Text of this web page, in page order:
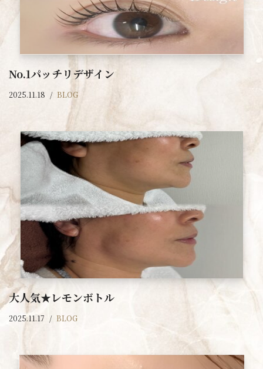
No.1パッチリデザイン
2025.11.18 BLOG
大人気★レモンボトル
2025.11.17 BLOG